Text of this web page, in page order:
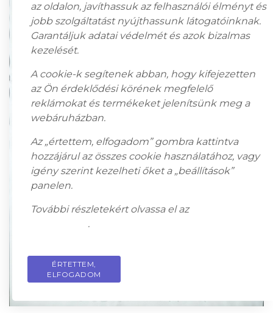
az oldalon, javíthassuk az felhasználói élményt és
jobb szolgáltatást nyújthassunk látogatóinknak.
Garantáljuk adatai védelmét és azok bizalmas
kezelését.
A cookie-k segítenek abban, hogy kifejezetten
az Ön érdeklődési körének megfelelő
reklámokat és termékeket jelenítsünk meg a
webáruházban.
Az „értettem, elfogadom” gombra kattintva
hozzájárul az összes cookie használatához, vagy
igény szerint kezelheti őket a „beállítások”
panelen.
További részletekért olvassa el az
.
ÉRTETTEM,
ELFOGADOM